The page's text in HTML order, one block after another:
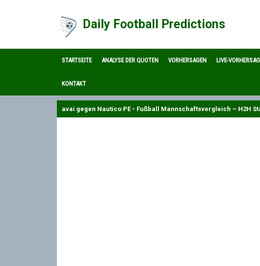
Daily Football Predictions
STARTSEITE ANALYSE DER QUOTEN VORHERSAGEN LIVE-
KONTAKT
avai gegen Nautico PE - Fußball Mannschaftsvergleich – H2H